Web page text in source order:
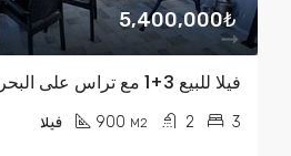
5,400,000₺
فيلا للبيع 3+1 مع تراس على البحر TL 5,400,000
3
2
900 M2 فيلا